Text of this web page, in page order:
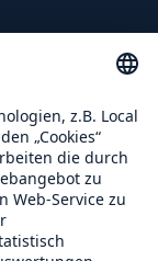
drücken
Suche